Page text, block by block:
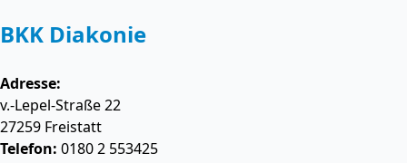
BKK Diakonie
Adresse:
v.-Lepel-Straße 22
27259 Freistatt
Telefon: 0180 2 553425